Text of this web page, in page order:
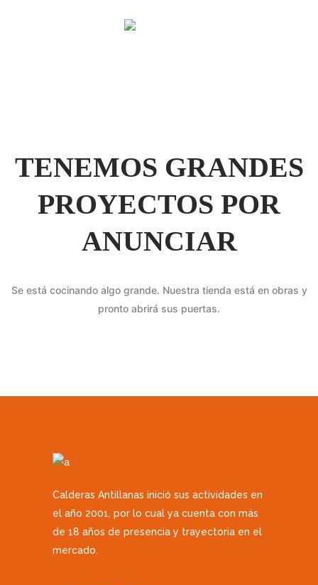
TENEMOS GRANDES
PROYECTOS POR
ANUNCIAR
Se está cocinando algo grande. Nuestra tienda está en obras y
pronto abrirá sus puertas.
Calderas Antillanas inició sus actividades en
el año 2001, por lo cual ya cuenta con más
de 18 años de presencia y trayectoria en el
mercado.